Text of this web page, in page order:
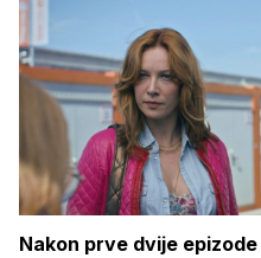
Nakon prve dvije